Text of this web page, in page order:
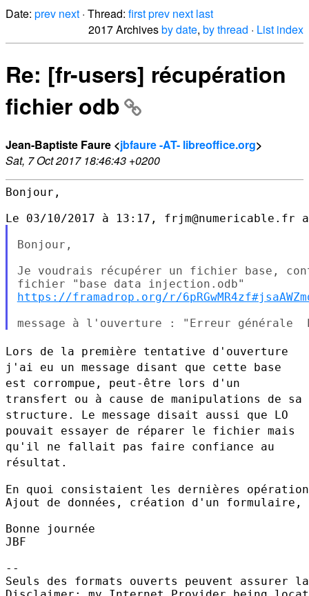
Date: prev next · Thread: firstprev next last
2017 Archivesby date, by thread · List index
Re: [fr-users] récupération
fichier odb
Jean-Baptiste Faure <jbfaure -AT- libreoffice.org>
Sat, 7 Oct 2017 18:46:43 +0200
Bonjour,
Bonjour,
Je voudrais récupérer un fichier base,
https://framadrop.org/r/
Lors de la première tentative d'ouverture
j'ai eu un message disant que cette base
est corrompue, peut-être lors d'un
transfert ou à cause de manipulations de sa
structure. Le message disait aussi que LO
pouvait essayer de réparer le fichier mais
qu'il ne fallait pas faire confiance au
résultat.
En quoi consistaient les dernières
Ajout de données, création d'un formulaire,
Bonne journée
JBF
--
Seuls des formats ouverts peuvent assurer